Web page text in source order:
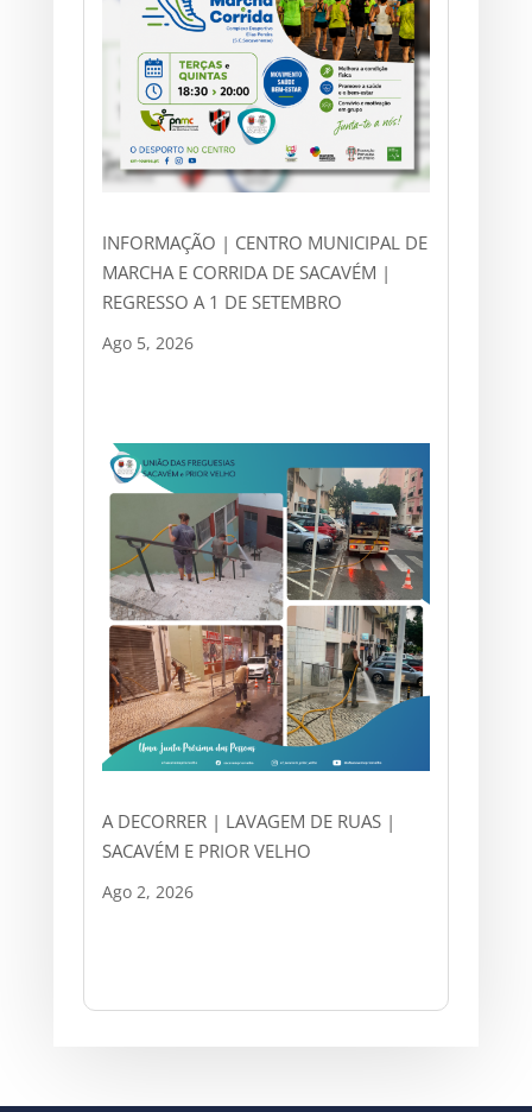
INFORMAÇÃO | CENTRO MUNICIPAL DE
MARCHA E CORRIDA DE SACAVÉM |
REGRESSO A 1 DE SETEMBRO
Ago 5, 2026
A DECORRER | LAVAGEM DE RUAS |
SACAVÉM E PRIOR VELHO
Ago 2, 2026